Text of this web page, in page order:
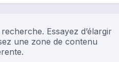
Essayez d’élargir
une zone de contenu